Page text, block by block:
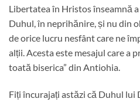
Libertatea în Hristos înseamnă
Duhul, în neprihănire, și nu din
de orice lucru nesfânt care ne
alții. Acesta este mesajul care a
toată biserica” din Antiohia.
Fiți încurajați astăzi că Duhul lui